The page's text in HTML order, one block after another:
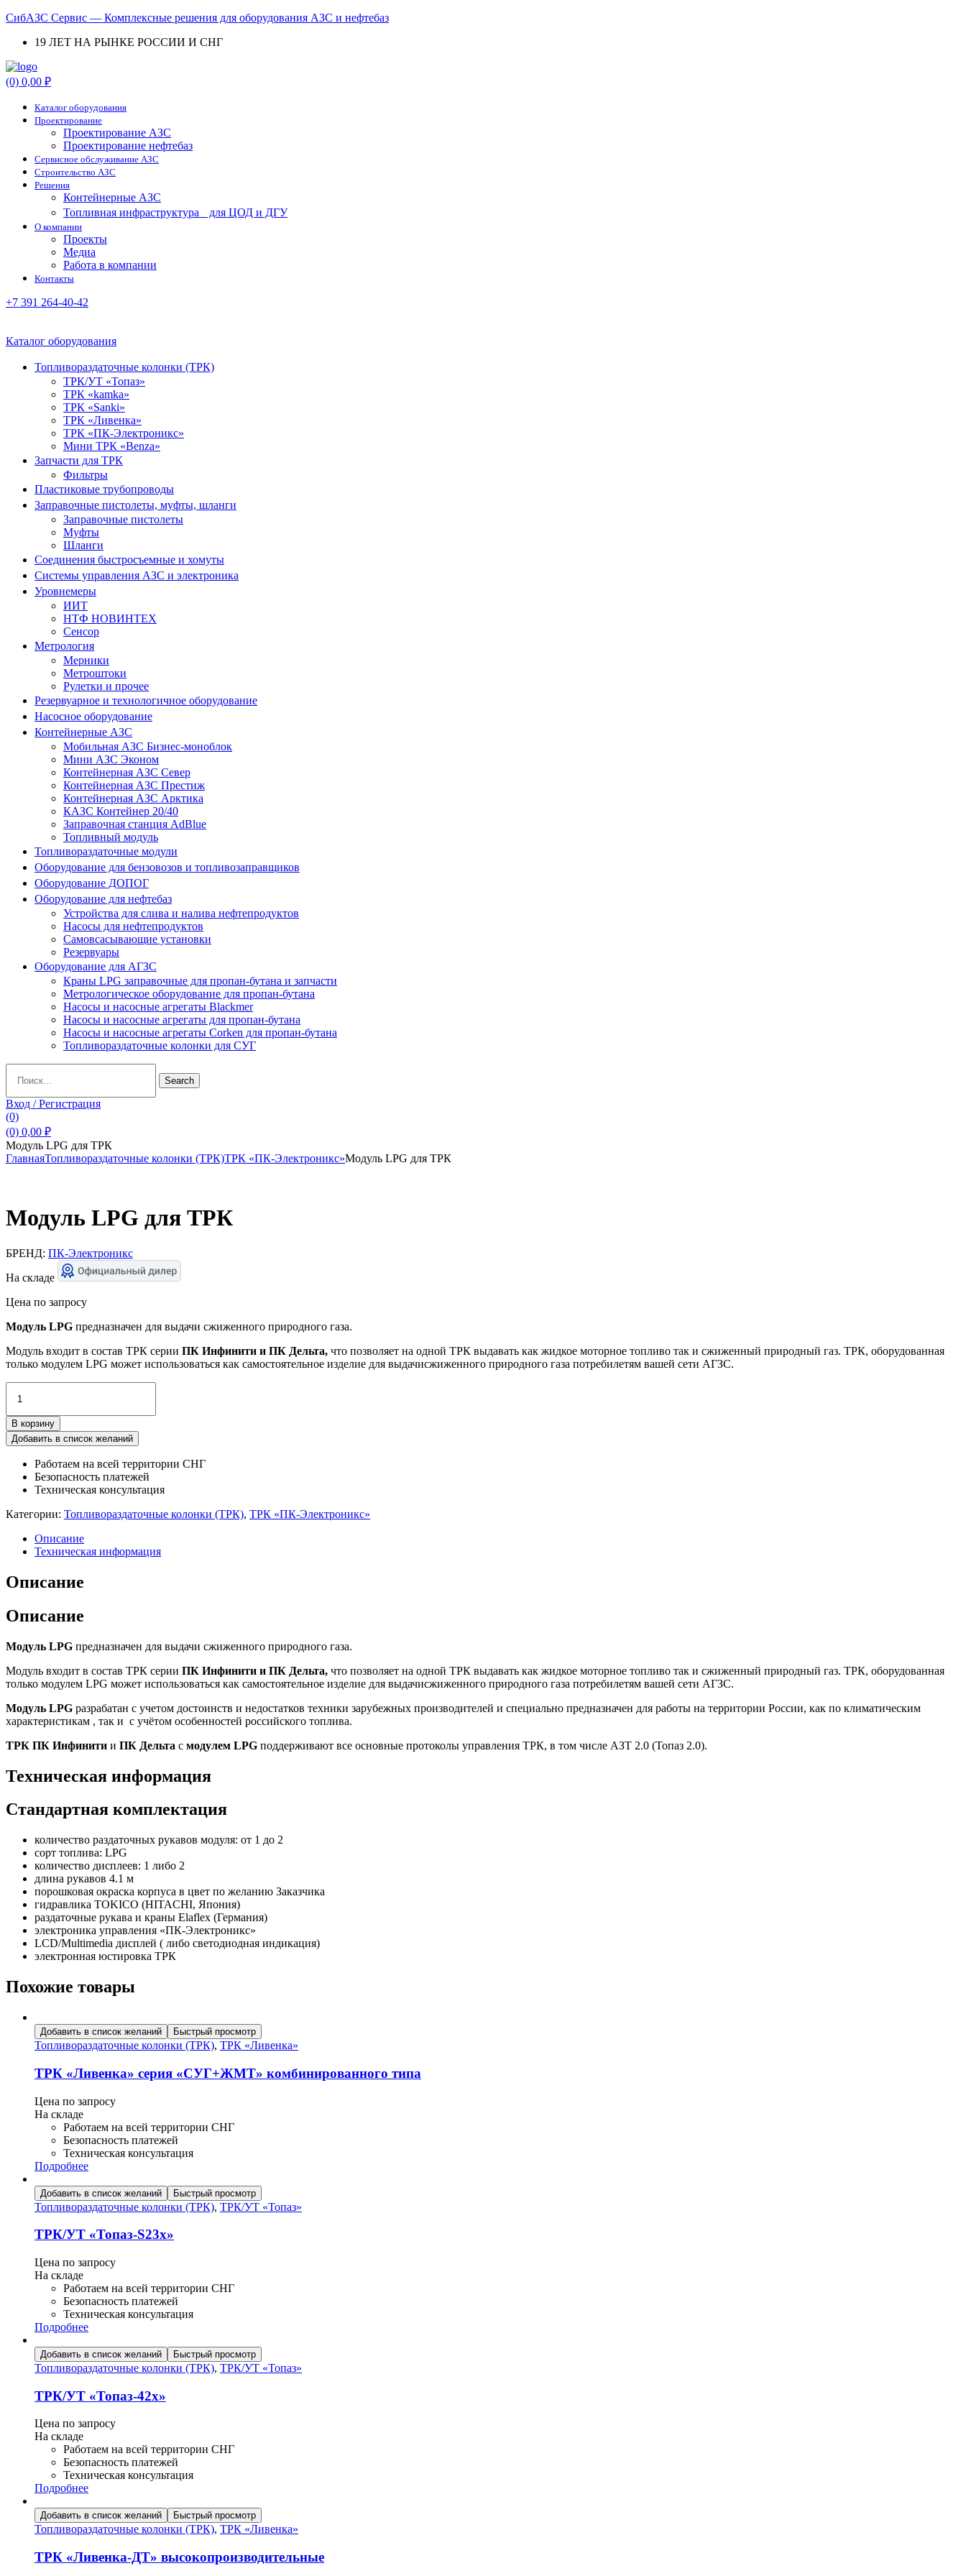
СибАЗС Сервис — Комплексные решения для оборудования АЗС и нефтебаз
19 ЛЕТ НА РЫНКЕ РОССИИ И СНГ
Menu
(0) 0,00 ₽
Каталог оборудования
Проектирование
Проектирование АЗС
Проектирование нефтебаз
Cервисное обслуживание АЗС
Строительство АЗС
Решения
Контейнерные АЗС
Топливная инфраструктура для ЦОД и ДГУ
О компании
Проекты
Медиа
Работа в компании
Контакты
+7 391 264-40-42
Каталог оборудования
Топливораздаточные колонки (ТРК)
ТРК/УТ «Топаз»
ТРК «kamka»
ТРК «Sanki»
ТРК «Ливенка»
ТРК «ПК-Электроникс»
Мини ТРК «Benza»
Запчасти для ТРК
Фильтры
Пластиковые трубопроводы
Заправочные пистолеты, муфты, шланги
Заправочные пистолеты
Муфты
Шланги
Соединения быстросъемные и хомуты
Системы управления АЗС и электроника
Уровнемеры
ИИТ
НТФ НОВИНТЕХ
Сенсор
Метрология
Мерники
Метроштоки
Рулетки и прочее
Резервуарное и технологичное оборудование
Насосное оборудование
Контейнерные АЗС
Мобильная АЗС Бизнес-моноблок
Мини АЗС Эконом
Контейнерная АЗС Север
Контейнерная АЗС Престиж
Контейнерная АЗС Арктика
КАЗС Контейнер 20/40
Заправочная станция AdBlue
Топливный модуль
Топливораздаточные модули
Оборудование для бензовозов и топливозаправщиков
Оборудование ДОПОГ
Оборудование для нефтебаз
Устройства для слива и налива нефтепродуктов
Насосы для нефтепродуктов
Самовсасывающие установки
Резервуары
Оборудование для АГЗС
Краны LPG заправочные для пропан-бутана и запчасти
Метрологическое оборудование для пропан-бутана
Насосы и насосные агрегаты Blackmer
Насосы и насосные агрегаты для пропан-бутана
Насосы и насосные агрегаты Corken для пропан-бутана
Топливораздаточные колонки для СУГ
for:
Search
Вход / Регистрация
(0)
(0) 0,00 ₽
Модуль LPG для ТРК
ГлавнаяТопливораздаточные колонки (ТРК)ТРК «ПК-Электроникс»Модуль LPG для ТРК
Модуль LPG для ТРК
БРЕНД: ПК-Электроникс
На складе
Цена по запросу
Модуль LPG предназначен для выдачи сжиженного природного газа.
Модуль входит в состав ТРК серии ПК Инфинити и ПК Дельта, что позволяет на одной ТРК выдавать как жидкое моторное топливо так и сжиженный природный газ. ТРК, оборудованная
только модулем LPG может использоваться как самостоятельное изделие для выдачисжиженного природного газа потребилетям вашей сети АГЗС.
товара
Модуль
LPG
для
В корзину
Добавить в список желаний
Работаем на всей территории СНГ
Безопасность платежей
Техническая консультация
Категории: Топливораздаточные колонки (ТРК), ТРК «ПК-Электроникс»
Описание
Техническая информация
Описание
Описание
Модуль LPG предназначен для выдачи сжиженного природного газа.
Модуль входит в состав ТРК серии ПК Инфинити и ПК Дельта, что позволяет на одной ТРК выдавать как жидкое моторное топливо так и сжиженный природный газ. ТРК, оборудованная
только модулем LPG может использоваться как самостоятельное изделие для выдачисжиженного природного газа потребилетям вашей сети АГЗС.
Модуль LPG разрабатан с учетом достоинств и недостатков техники зарубежных производителей и специально предназначен для работы на территории России, как по климатическим
характеристикам , так и с учётом особенностей российского топлива.
ТРК ПК Инфинити и ПК Дельта с модулем LPG поддерживают все основные протоколы управления ТРК, в том числе АЗТ 2.0 (Топаз 2.0).
Техническая информация
Стандартная комплектация
количество раздаточных рукавов модуля: от 1 до 2
сорт топлива: LPG
количество дисплеев: 1 либо 2
длина рукавов 4.1 м
порошковая окраска корпуса в цвет по желанию Заказчика
гидравлика TOKICO (HITACHI, Япония)
раздаточные рукава и краны Elaflex (Германия)
электроника управления «ПК-Электроникс»
LCD/Multimedia дисплей ( либо светодиодная индикация)
электронная юстировка ТРК
Похожие товары
Добавить в список желаний Быстрый просмотр
Топливораздаточные колонки (ТРК), ТРК «Ливенка»
ТРК «Ливенка» серия «СУГ+ЖМТ» комбинированного типа
Цена по запросу
На складе
Работаем на всей территории СНГ
Безопасность платежей
Техническая консультация
Подробнее
Добавить в список желаний Быстрый просмотр
Топливораздаточные колонки (ТРК), ТРК/УТ «Топаз»
ТРК/УТ «Топаз-S23х»
Цена по запросу
На складе
Работаем на всей территории СНГ
Безопасность платежей
Техническая консультация
Подробнее
Добавить в список желаний Быстрый просмотр
Топливораздаточные колонки (ТРК), ТРК/УТ «Топаз»
ТРК/УТ «Топаз-42х»
Цена по запросу
На складе
Работаем на всей территории СНГ
Безопасность платежей
Техническая консультация
Подробнее
Добавить в список желаний Быстрый просмотр
Топливораздаточные колонки (ТРК), ТРК «Ливенка»
ТРК «Ливенка-ДТ» высокопроизводительные